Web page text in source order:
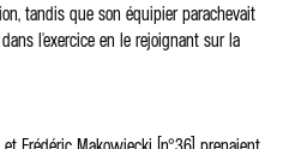
tandis que son équipier parachevait
l'exercice en le rejoignant sur la